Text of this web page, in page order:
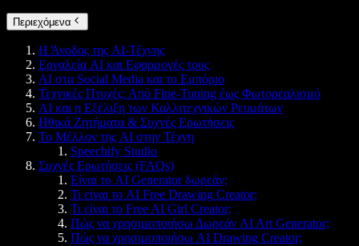
Περιεχόμενα
Η Άνοδος της AI-Τέχνης
Εργαλεία AI και Εφαρμογές τους
AI στα Social Media και το Εμπόριο
Τεχνικές Πτυχές: Από Fine-Tuning έως Φωτορεαλισμό
AI και η Εξέλιξη των Καλλιτεχνικών Ρευμάτων
Ηθικά Ζητήματα & Συχνές Ερωτήσεις
Το Μέλλον της AI στην Τέχνη
Speechify Studio
Συχνές Ερωτήσεις (FAQs)
Είναι το AI Generator δωρεάν;
Τι είναι το AI Free Drawing Creator;
Τι είναι το Free AI Girl Creator;
Πώς να χρησιμοποιήσω Δωρεάν AI Art Generator;
Πώς να χρησιμοποιήσω AI Drawing Creator;